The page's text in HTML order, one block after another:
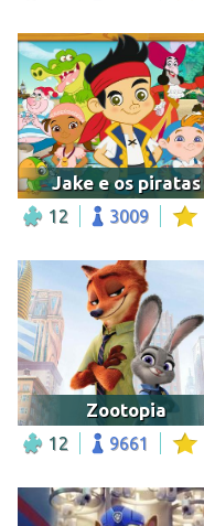
Jake e os piratas
12 3009
Zootopia
12 9661